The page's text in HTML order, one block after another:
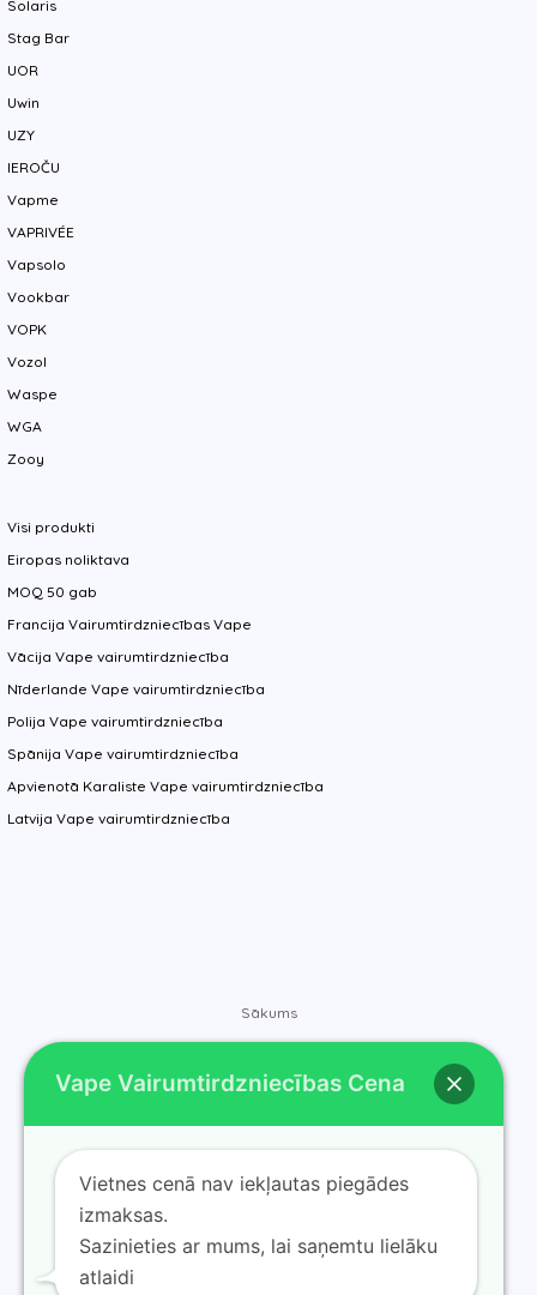
Solaris
Stag Bar
UOR
Uwin
UZY
IEROČU
Vapme
VAPRIVÉE
Vapsolo
Vookbar
VOPK
Vozol
Waspe
WGA
Zooy
Visi produkti
Eiropas noliktava
MOQ 50 gab
Francija Vairumtirdzniecības Vape
Vācija Vape vairumtirdzniecība
Nīderlande Vape vairumtirdzniecība
Polija Vape vairumtirdzniecība
Spānija Vape vairumtirdzniecība
Apvienotā Karaliste Vape vairumtirdzniecība
Latvija Vape vairumtirdzniecība
Sākums
Zīmoli
Kontakti
Vape Vairumtirdzniecības Cena
Vietnes cenā nav iekļautas piegādes
izmaksas.
Sazinieties ar mums, lai saņemtu lielāku
atlaidi